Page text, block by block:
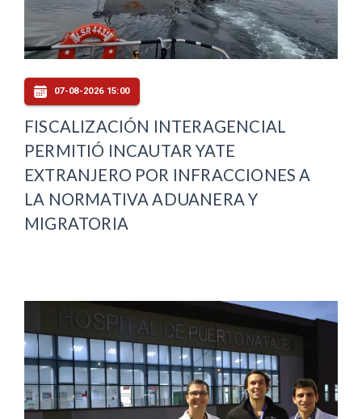
07-08-2026 15:00
FISCALIZACIÓN INTERAGENCIAL
PERMITIÓ INCAUTAR YATE
EXTRANJERO POR INFRACCIONES A
LA NORMATIVA ADUANERA Y
MIGRATORIA